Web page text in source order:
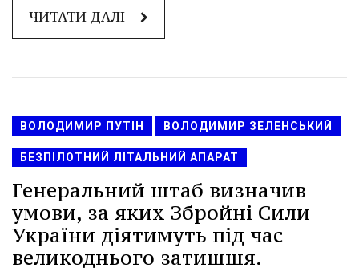
ЧИТАТИ ДАЛІ
ВОЛОДИМИР ПУТІН ВОЛОДИМИР ЗЕЛЕНСЬКИЙ
БЕЗПІЛОТНИЙ ЛІТАЛЬНИЙ АПАРАТ
Генеральний штаб визначив
умови, за яких Збройні Сили
України діятимуть під час
великоднього затишшя.